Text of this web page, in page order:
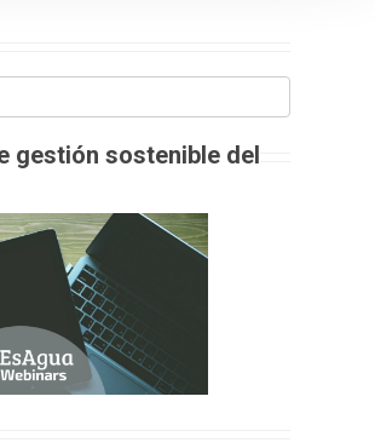
gestión sostenible del